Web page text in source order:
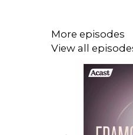
Detta är ett
Följ Aron på
Följ Aron på
More episodes
View all